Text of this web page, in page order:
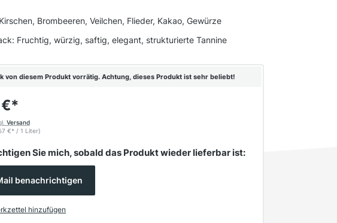
Kirschen, Brombeeren, Veilchen, Flieder, Kakao, Gewürze
Fruchtig, würzig, saftig, elegant, strukturierte Tannine
von diesem Produkt vorrätig. Achtung, dieses Produkt ist sehr beliebt!
*
Versand
€* / 1 Liter)
Sie mich, sobald das Produkt wieder lieferbar ist:
benachrichtigen
hinzufügen